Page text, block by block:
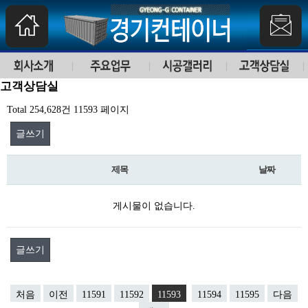
고객상담실
Total 254,628건 11593 페이지
글쓰기
제목 날짜
게시물이 없습니다.
글쓰기
처음 이전 11591 11592 11593 11594 11595
다음